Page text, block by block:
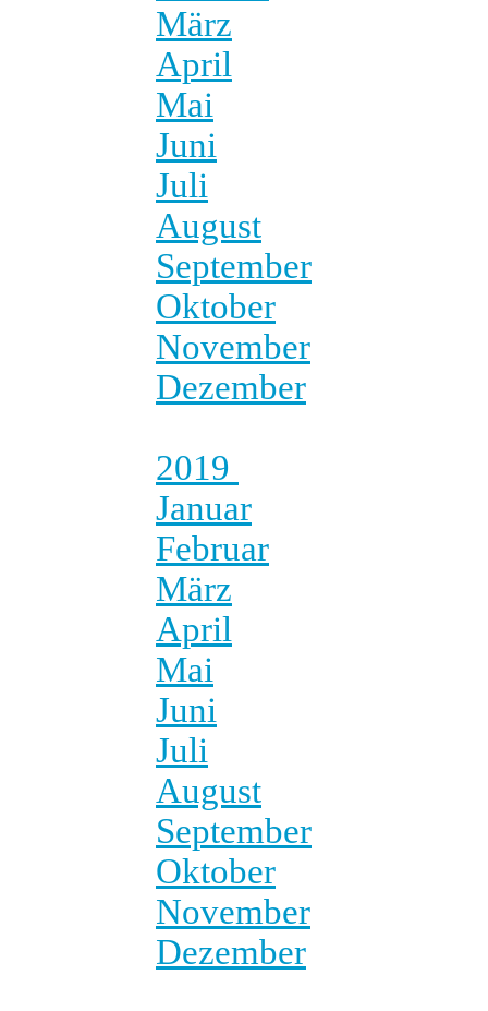
März
April
Mai
Juni
Juli
August
September
Oktober
November
Dezember
2019
Januar
Februar
März
April
Mai
Juni
Juli
August
September
Oktober
November
Dezember